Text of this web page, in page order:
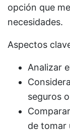
opción que
necesidades.
Aspectos
Analizar
seguros
de tomar